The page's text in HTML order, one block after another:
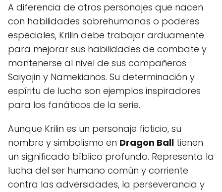
A diferencia de otros personajes que nacen
con habilidades sobrehumanas o poderes
especiales, Krilin debe trabajar arduamente
para mejorar sus habilidades de combate y
mantenerse al nivel de sus compañeros
Saiyajin y Namekianos. Su determinación y
espíritu de lucha son ejemplos inspiradores
para los fanáticos de la serie.
Aunque Krilin es un personaje ficticio, su
nombre y simbolismo en Dragon Ball tienen
un significado bíblico profundo. Representa la
lucha del ser humano común y corriente
contra las adversidades, la perseverancia y